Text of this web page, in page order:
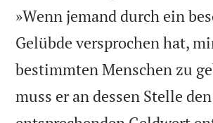
»Wenn jemand durch ein
Gelübde versprochen hat,
bestimmten Menschen zu
muss er an dessen Stelle den